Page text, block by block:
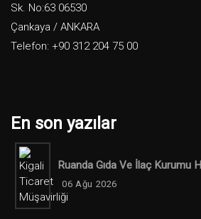
Sk. No:63 06530
Çankaya / ANKARA
Telefon: +90 312 204 75 00
En son yazılar
Ruanda Gıda Ve İlaç Kurumu
06 Ağu 2026